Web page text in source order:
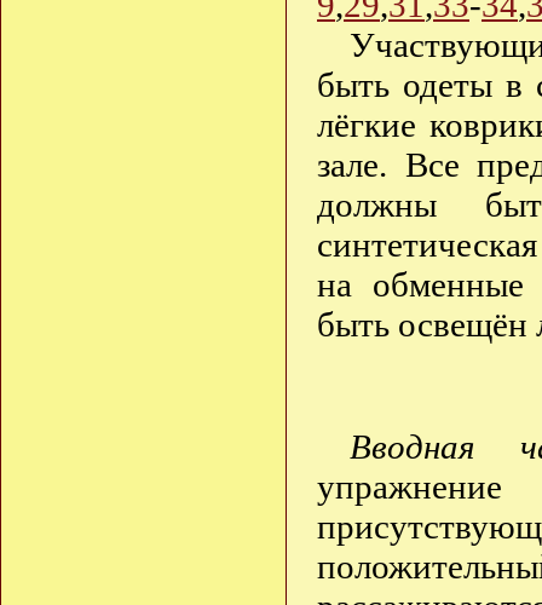
быть одеты в
лёгкие
зале. Все
должны
на обменные
быть
Вводная
упражнение